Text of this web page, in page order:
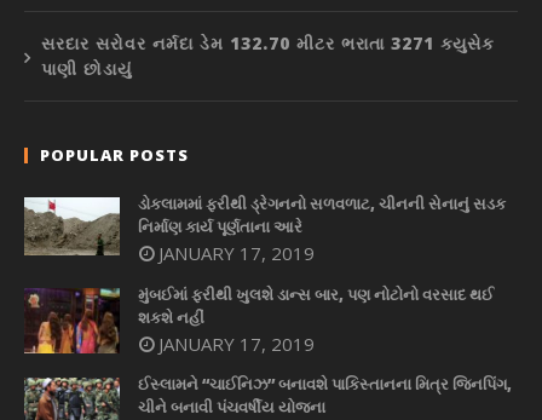
સરદાર સરોવર નર્મદા ડેમ 132.70 મીટર ભરાતા 3271 ક્યુસેક
પાણી છોડાયું
POPULAR POSTS
ડોકલામમાં ફરીથી ડ્રેગનનો સળવળાટ, ચીનની સેનાનું સડક
નિર્માણ કાર્ય પૂર્ણતાના આરે
JANUARY 17, 2019
મુંબઈમાં ફરીથી ખુલશે ડાન્સ બાર, પણ નોટોનો વરસાદ થઈ
શકશે નહીં
JANUARY 17, 2019
ઈસ્લામને “ચાઈનિઝ” બનાવશે પાકિસ્તાનના મિત્ર જિનપિંગ,
ચીને બનાવી પંચવર્ષીય યોજના